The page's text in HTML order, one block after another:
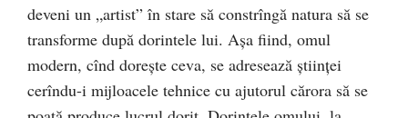
deveni un „artist” în stare să constrîngă natura să se
transforme după dorintele lui. Aşa fiind, omul
modern, cînd doreşte ceva, se adresează ştiinţei
cerîndu-i mijloacele tehnice cu ajutorul cărora să se